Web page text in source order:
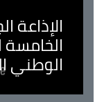
الإذاعة
الخامسة
الوطني